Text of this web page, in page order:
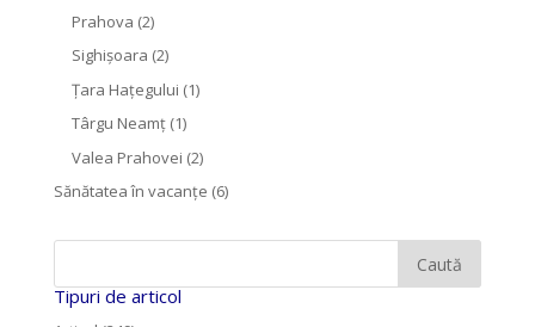
Prahova (2)
Sighişoara (2)
Țara Hațegului (1)
Târgu Neamţ(1)
Valea Prahovei (2)
Sănătatea în vacanțe (6)
Tipuri de articol